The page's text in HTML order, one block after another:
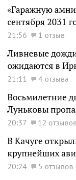
«Гаражную
сентября 2031
21:56 1 отзыв
Ливневые
ожидаются в
21:11 4 отзыва
Восьмилетние
Луньковы
20:37 12 отзывов
В Качуге
крупнейших
20:24
5 отзывов